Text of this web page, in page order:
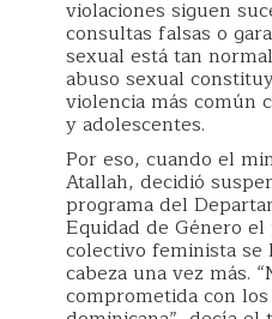
violaciones siguen
consultas falsas o
sexual está tan
abuso sexual
violencia más común
y adolescentes.
Por eso, cuando el
Atallah, decidió
programa del
Equidad de Género
colectivo feminista se
cabeza una vez más.
comprometida con